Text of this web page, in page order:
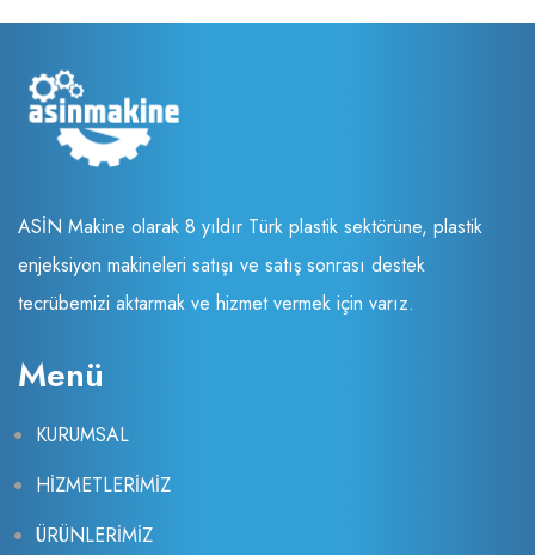
ASİN Makine olarak 8 yıldır Türk plastik sektörüne, plastik
enjeksiyon makineleri satışı ve satış sonrası destek
tecrübemizi aktarmak ve hizmet vermek için varız.
Menü
KURUMSAL
HİZMETLERİMİZ
ÜRÜNLERİMİZ